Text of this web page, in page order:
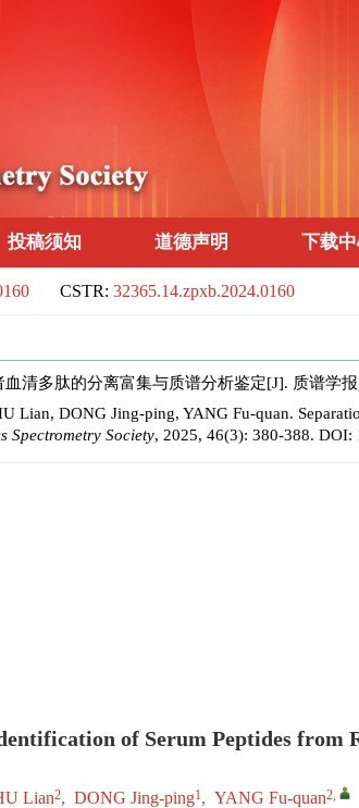
投稿须知 道德声明 下载
CSTR: 32365.14.zpxb.2024.0160
清多肽的分离富集与质谱分析鉴定[J]. 质谱学报
DONG Jing-ping, YANG Fu-quan.
Spectrometry Society, 2025, 46(3): 380-388. DOI:
of Serum Peptides from
Lian2, DONG Jing-ping1, YANG Fu-quan2,